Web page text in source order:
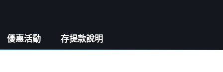
優惠活動 存提款說明